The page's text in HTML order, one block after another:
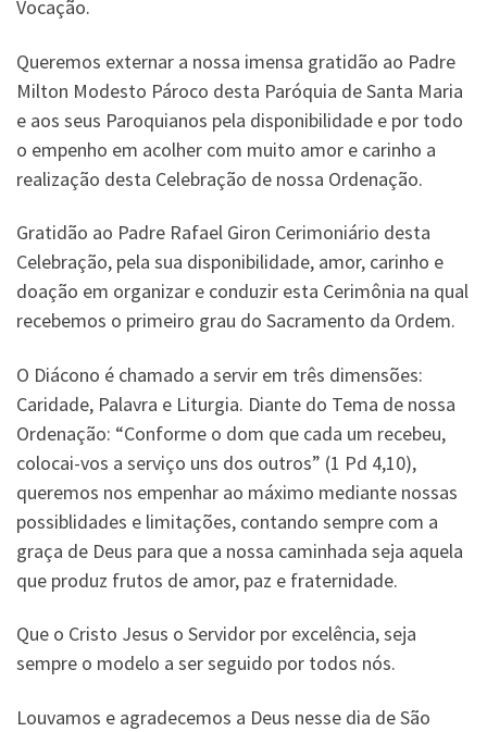
Vocação.
Queremos externar a nossa imensa gratidão ao Padre
Milton Modesto Pároco desta Paróquia de Santa Maria
e aos seus Paroquianos pela disponibilidade e por todo
o empenho em acolher com muito amor e carinho a
realização desta Celebração de nossa Ordenação.
Gratidão ao Padre Rafael Giron Cerimoniário desta
Celebração, pela sua disponibilidade, amor, carinho e
doação em organizar e conduzir esta Cerimônia na qual
recebemos o primeiro grau do Sacramento da Ordem.
O Diácono é chamado a servir em três dimensões:
Caridade, Palavra e Liturgia. Diante do Tema de nossa
Ordenação: “Conforme o dom que cada um recebeu,
colocai-vos a serviço uns dos outros” (1 Pd 4,10),
queremos nos empenhar ao máximo mediante nossas
possiblidades e limitações, contando sempre com a
graça de Deus para que a nossa caminhada seja aquela
que produz frutos de amor, paz e fraternidade.
Que o Cristo Jesus o Servidor por excelência, seja
sempre o modelo a ser seguido por todos nós.
Louvamos e agradecemos a Deus nesse dia de São